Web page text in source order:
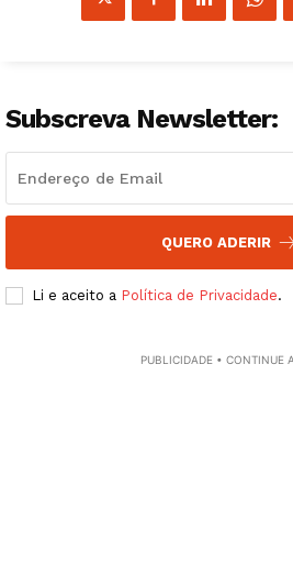
Subscreva Newsletter:
QUERO ADERIR
Li e aceito a Política de Privacidade.
PUBLICIDADE • CONTINUE